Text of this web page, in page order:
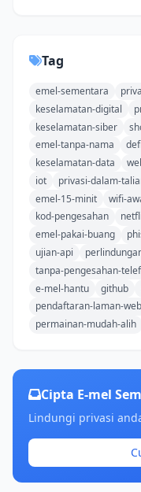
Tag
emel-sementara
keselamatan-digital
keselamatan-siber
emel-tanpa-nama
keselamatan-data
iot
privasi-dalam-
emel-15-minit
wifi-
kod-pengesahan
emel-pakai-buang
ujian-api
tanpa-pengesahan-
e-mel-hantu
github
pendaftaran-laman-web
permainan-mudah-alih
Cipta E-mel
Lindungi privasi